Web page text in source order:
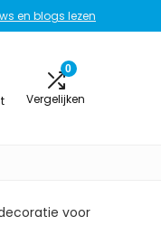
en blogs lezen
0
Vergelijken
voor